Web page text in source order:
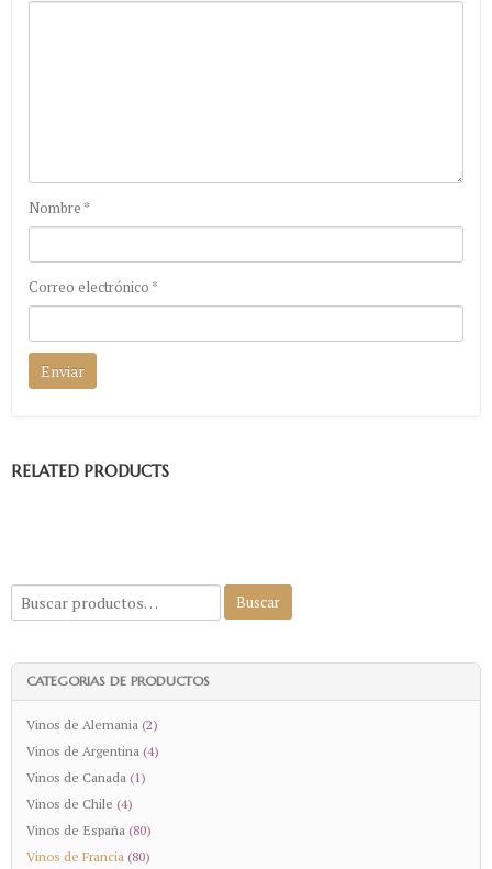
Nombre *
Correo electrónico *
RELATED PRODUCTS
CATEGORIAS DE PRODUCTOS
Vinos de Alemania (2)
Vinos de Argentina (4)
Vinos de Canada (1)
Vinos de Chile (4)
Vinos de España (80)
Vinos de Francia (80)